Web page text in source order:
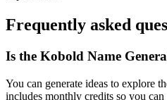
Frequently asked
Is the Kobold Name
You can generate ideas to explore
includes monthly credits so you